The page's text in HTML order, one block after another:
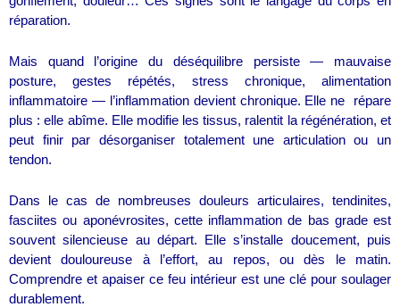
réparation.
Mais quand l’origine du déséquilibre persiste — mauvaise
posture, gestes répétés, stress chronique, alimentation
inflammatoire — l’inflammation devient chronique. Elle ne répare
plus : elle abîme. Elle modifie les tissus, ralentit la régénération, et
peut finir par désorganiser totalement une articulation ou un
tendon.
Dans le cas de nombreuses douleurs articulaires, tendinites,
fasciites ou aponévrosites, cette inflammation de bas grade est
souvent silencieuse au départ. Elle s’installe doucement, puis
devient douloureuse à l’effort, au repos, ou dès le matin.
Comprendre et apaiser ce feu intérieur est une clé pour soulager
durablement.